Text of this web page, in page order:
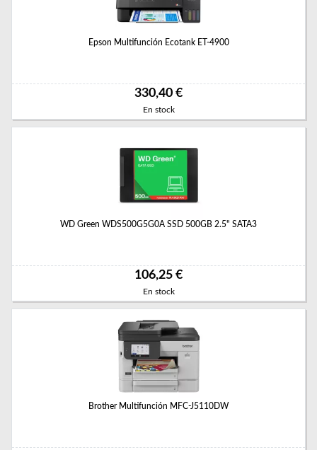
Epson Multifunción Ecotank ET-4900
330,40 €
En stock
WD Green WDS500G5G0A SSD 500GB 2.5" SATA3
106,25 €
En stock
Brother Multifunción MFC-J5110DW